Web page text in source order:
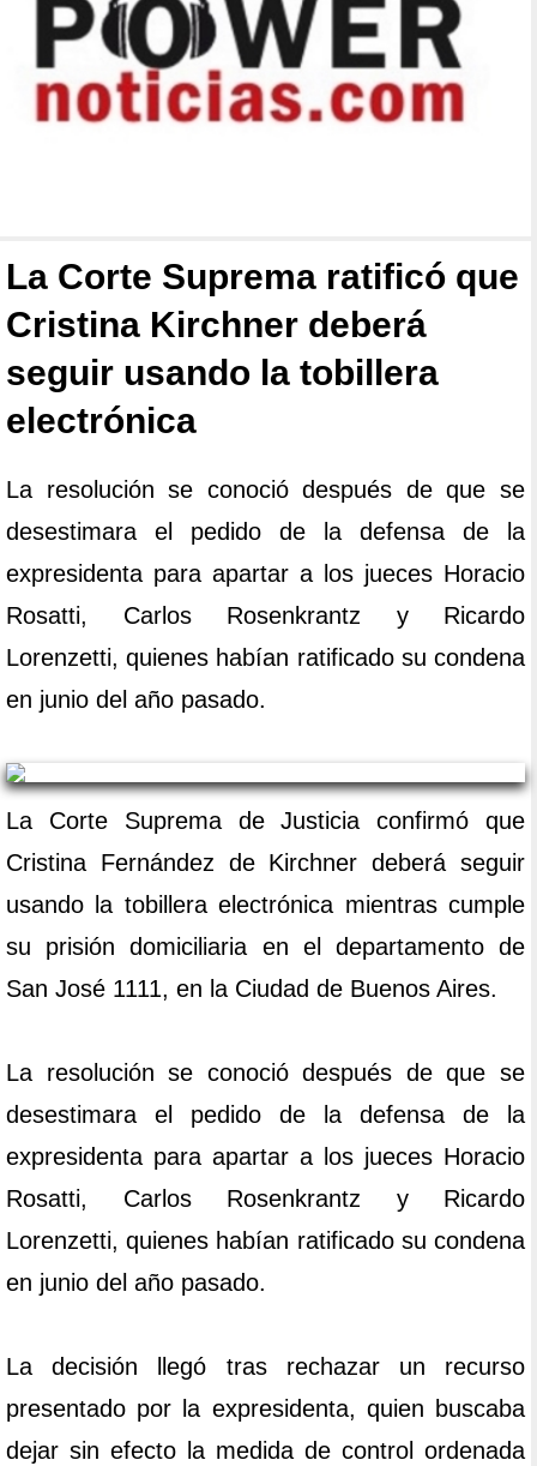
La Corte Suprema ratificó que
Cristina Kirchner deberá
seguir usando la tobillera
electrónica
La resolución se conoció después de que se
desestimara el pedido de la defensa de la
expresidenta para apartar a los jueces Horacio
Rosatti, Carlos Rosenkrantz y Ricardo
Lorenzetti, quienes habían ratificado su condena
en junio del año pasado.
La Corte Suprema de Justicia confirmó que
Cristina Fernández de Kirchner deberá seguir
usando la tobillera electrónica mientras cumple
su prisión domiciliaria en el departamento de
San José 1111, en la Ciudad de Buenos Aires.
La resolución se conoció después de que se
desestimara el pedido de la defensa de la
expresidenta para apartar a los jueces Horacio
Rosatti, Carlos Rosenkrantz y Ricardo
Lorenzetti, quienes habían ratificado su condena
en junio del año pasado.
La decisión llegó tras rechazar un recurso
presentado por la expresidenta, quien buscaba
dejar sin efecto la medida de control ordenada